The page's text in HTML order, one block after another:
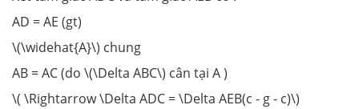
AD = AE (gt)
\(\widehat{A}\) chung
AB = AC (do \(\Delta ABC\) cân tại A )
\( \Rightarrow \Delta ADC = \Delta AEB(c - g - c)\)